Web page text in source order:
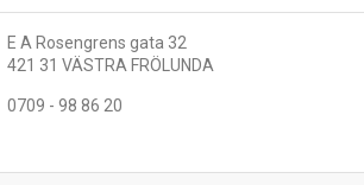
E A Rosengrens gata 32
421 31 VÄSTRA FRÖLUNDA
0709 - 98 86 20